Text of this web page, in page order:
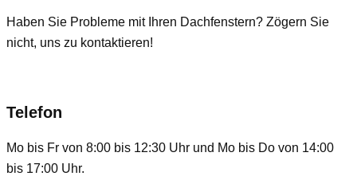
Haben Sie Probleme mit Ihren Dachfenstern? Zögern Sie
nicht, uns zu kontaktieren!
Telefon
Mo bis Fr von 8:00 bis 12:30 Uhr und Mo bis Do von 14:00
bis 17:00 Uhr.